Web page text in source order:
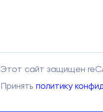
Этот сайт защищен
Принять политику